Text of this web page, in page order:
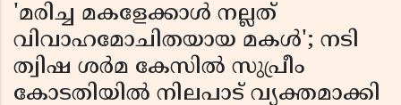
'മരിച്ച മകളേക്കാൾ നല്ലത്
വിവാഹമോചിതയായ മകൾ'; നടി
ത്വിഷ ശർമ കേസിൽ സുപ്രീം
കോടതിയിൽ നിലപാട് വ്യക്തമാക്കി